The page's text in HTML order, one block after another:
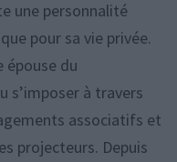
une personnalité
pour sa vie privée.
épouse du
s’imposer à travers
associatifs et
projecteurs. Depuis